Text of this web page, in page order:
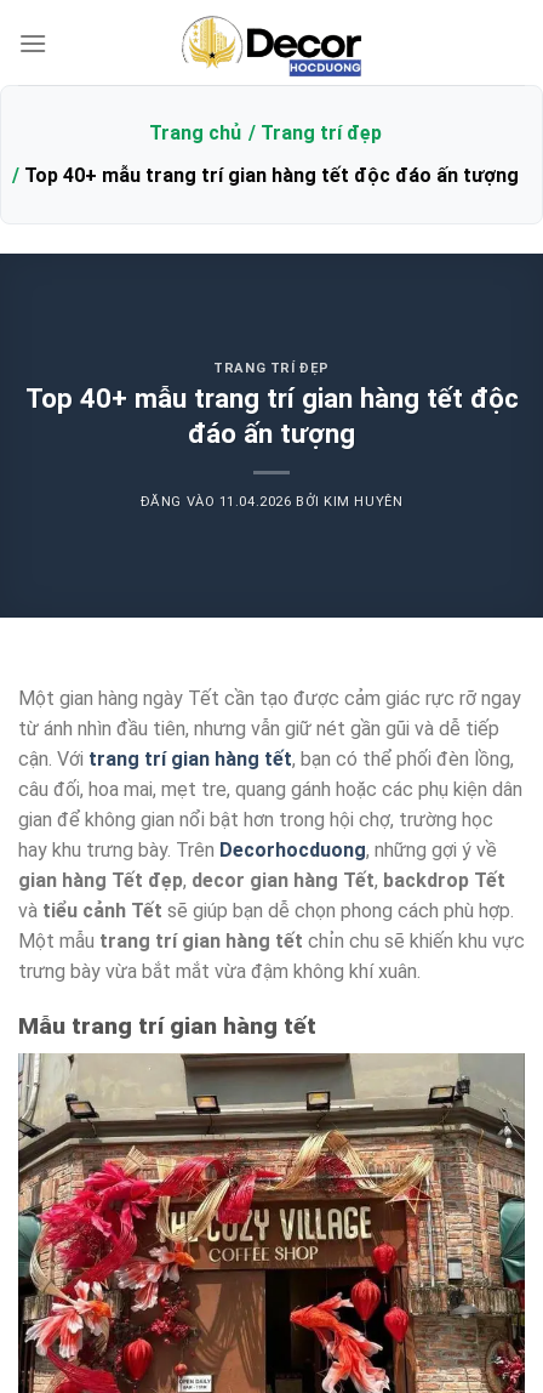
qua
Trang chủ
Trang trí đẹp
Top 40+ mẫu trang trí gian hàng tết độc đáo ấn tượng
TRANG TRÍ ĐẸP
Top 40+ mẫu trang trí gian hàng tết độc
đáo ấn tượng
ĐĂNG VÀO 11.04.2026 BỞI KIM HUYÊN
Một gian hàng ngày Tết cần tạo được cảm giác rực rỡ ngay
từ ánh nhìn đầu tiên, nhưng vẫn giữ nét gần gũi và dễ tiếp
cận. Với trang trí gian hàng tết, bạn có thể phối đèn lồng,
câu đối, hoa mai, mẹt tre, quang gánh hoặc các phụ kiện dân
gian để không gian nổi bật hơn trong hội chợ, trường học
hay khu trưng bày. Trên Decorhocduong, những gợi ý về
gian hàng Tết đẹp, decor gian hàng Tết, backdrop Tết
và tiểu cảnh Tết sẽ giúp bạn dễ chọn phong cách phù hợp.
Một mẫu trang trí gian hàng tết chỉn chu sẽ khiến khu vực
trưng bày vừa bắt mắt vừa đậm không khí xuân.
Mẫu trang trí gian hàng tết